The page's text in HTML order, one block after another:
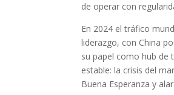
de operar con
En 2024 el tráfico
liderazgo, con China
su papel como hub de
estable: la crisis del
Buena Esperanza y